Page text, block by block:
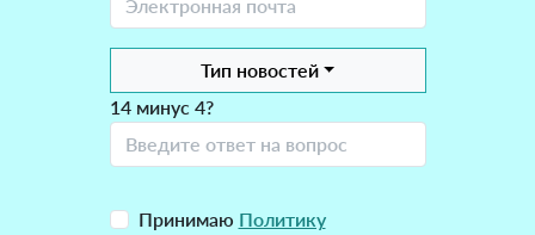
Тип новостей
14 минус 4?
Принимаю Политику